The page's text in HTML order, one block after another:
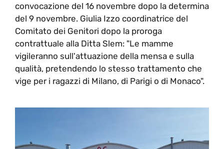
convocazione del 16 novembre dopo la determina
del 9 novembre. Giulia Izzo coordinatrice del
Comitato dei Genitori dopo la proroga
contrattuale alla Ditta Slem: "Le mamme
vigileranno sull'attuazione della mensa e sulla
qualità, pretendendo lo stesso trattamento che
vige per i ragazzi di Milano, di Parigi o di Monaco".